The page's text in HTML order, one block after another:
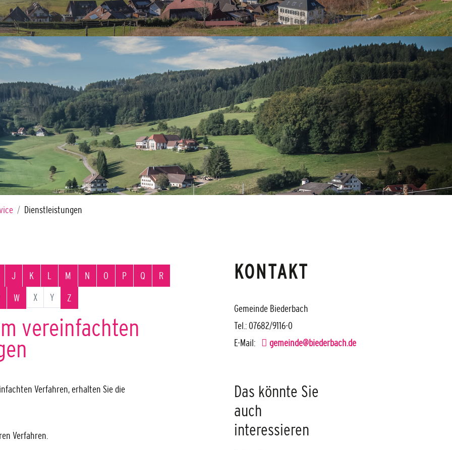
Dienstleistungen
J K L M N O P Q
R
W X Y Z
vereinfachten
Verfahren, erhalten Sie die
Verfahren.
KONTAKT
Gemeinde Biederbach
Tel.: 07682/9116-0
E-Mail:
gemeinde@biederbach.de
Das könnte Sie
auch
interessieren